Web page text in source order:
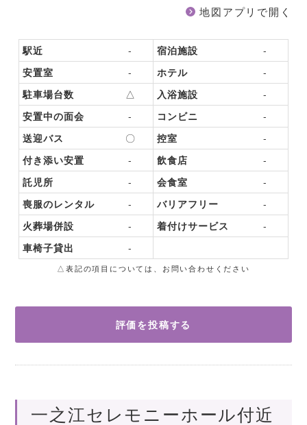
地図アプリで開く
駅近 - 宿泊施設
-
安置室
- ホテル
-
駐車場台数
△ 入浴施設
-
安置中の面会
- コンビニ
-
送迎バス
〇 控室
-
付き添い安置
- 飲食店
-
託児所
- 会食室
-
喪服のレンタル
- バリアフリー
-
火葬場併設
- 着付けサービス
-
車椅子貸出
-
△表記の項目については、お問い合わせください
評価を投稿する
一之江セレモニーホール付近